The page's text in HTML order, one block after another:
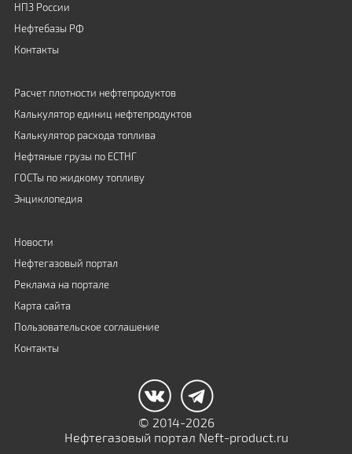
НПЗ России
Нефтебазы РФ
Контакты
Расчет плотности нефтепродуктов
Калькулятор единиц нефтепродуктов
Калькулятор расхода топлива
Нефтяные грузы по ЕСТНГ
ГОСТы по жидкому топливу
Энциклопедия
Новости
Нефтегазовый портал
Реклама на портале
Карта сайта
Пользовательское соглашение
Контакты
© 2014-2026
Нефтегазовый портал Neft-product.ru